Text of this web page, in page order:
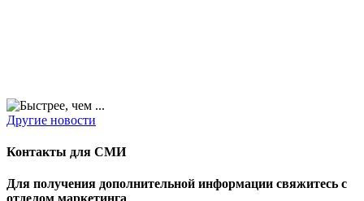
Другие новости
Контакты для СМИ
Для получения дополнительной информации свяжитесь с